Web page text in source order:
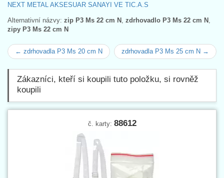
NEXT METAL AKSESUAR SANAYI VE TIC.A.S
Alternativní názvy: zip P3 Ms 22 cm N zdrhovadlo P3 Ms 22 cm N
zipy P3 Ms 22 cm N
← zdrhovadla P3 Ms 20 cm N zdrhovadla P3 Ms 25 cm N →
Zákazníci, kteří si koupili tuto položku, si rovněž
koupili
č. karty: 88612